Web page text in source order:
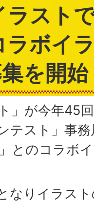
ラスト
ラボイ
を開始
」が今年45
テスト」事
とのコラボ
なりイラス